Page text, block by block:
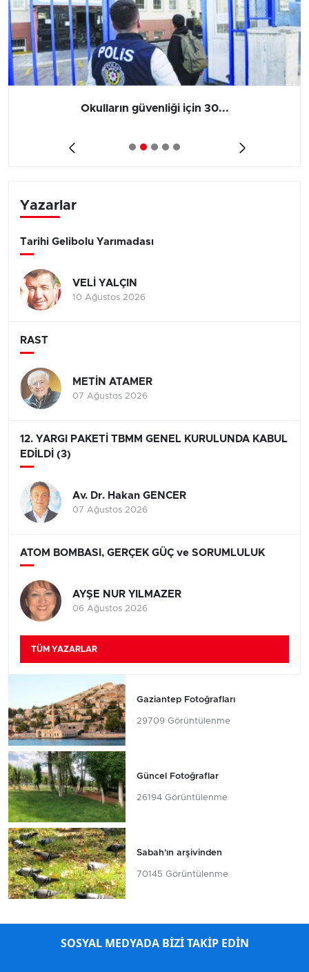
Okulların güvenliği için 30...
Yazarlar
Tarihi Gelibolu Yarımadası
VELİ YALÇIN
10 Ağustos 2026
RAST
METİN ATAMER
07 Ağustos 2026
12. YARGI PAKETİ TBMM GENEL KURULUNDA KABUL
EDİLDİ (3)
Av. Dr. Hakan GENCER
07 Ağustos 2026
ATOM BOMBASI, GERÇEK GÜÇ ve SORUMLULUK
AYŞE NUR YILMAZER
06 Ağustos 2026
TÜM YAZARLAR
Gaziantep Fotoğrafları
29709 Görüntülenme
Güncel Fotoğraflar
26194 Görüntülenme
Sabah'ın arşivinden
70145 Görüntülenme
SOSYAL MEDYADA BİZİ TAKİP EDİN